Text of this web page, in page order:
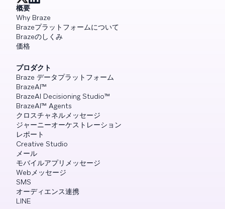
概要
Why Braze
Brazeプラットフォームについて
Brazeのしくみ
価格
プロダクト
Braze データプラットフォーム
BrazeAI™
BrazeAI Decisioning Studio™
BrazeAI™ Agents
クロスチャネルメッセージ
ジャーニーオーケストレーション
レポート
Creative Studio
メール
モバイルアプリメッセージ
Webメッセージ
SMS
オーディエンス連携
LINE